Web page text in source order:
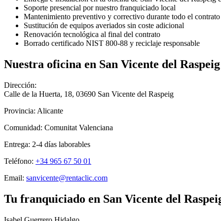
Soporte presencial por nuestro franquiciado local
Mantenimiento preventivo y correctivo durante todo el contrato
Sustitución de equipos averiados sin coste adicional
Renovación tecnológica al final del contrato
Borrado certificado NIST 800-88 y reciclaje responsable
Nuestra oficina en San Vicente del Raspeig
Dirección:
Calle de la Huerta, 18, 03690 San Vicente del Raspeig
Provincia: Alicante
Comunidad: Comunitat Valenciana
Entrega: 2-4 días laborables
Teléfono: +34 965 67 50 01
Email: sanvicente@rentaclic.com
Tu franquiciado en San Vicente del